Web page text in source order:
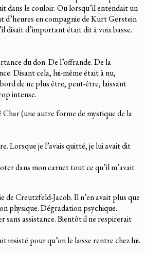
dans le couloir. Ou lorsqu’il entendait un
d’heures en compagnie de Kurt Gerstein
disait d’important était dit à voix basse.
du don. De l’offrande. De la
Disant cela, lui-même était à nu,
de ne plus être, peut-être, laissant
intense.
Char (une autre forme de mystique de la
Lorsque je l’avais quitté, je lui avait dit
dans mon carnet tout ce qu’il m’avait
de Creutzfeld-Jacob. Il n’en avait plus que
physique. Dégradation psychique.
assistance. Bientôt il ne respirerait
insisté pour qu’on le laisse rentre chez lui.